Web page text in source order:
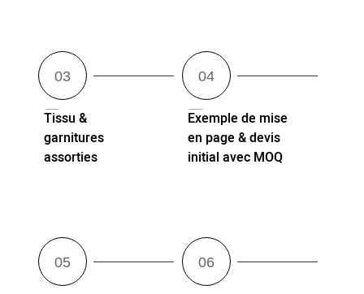
Tissu &
garnitures
assorties
Exemple de mise
en page & devis
initial avec MOQ